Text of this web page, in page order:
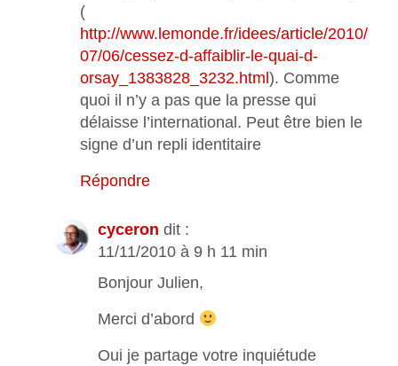
(
http://www.lemonde.fr/idees/article/2010/
07/06/cessez-d-affaiblir-le-quai-d-
orsay_1383828_3232.html ). Comme
quoi il n’y a pas que la presse qui
délaisse l’international. Peut être bien le
signe d’un repli identitaire
Répondre
cyceron dit :
11/11/2010 à 9 h 11 min
Bonjour Julien,
Merci d’abord
Oui je partage votre inquiétude